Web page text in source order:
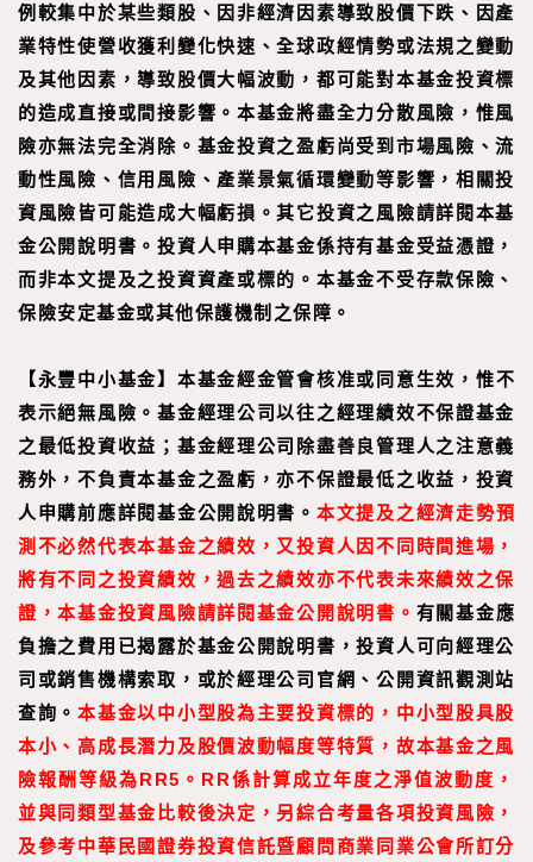
例較集中於某些類股、因非經濟因素導致股價下跌、因產
業特性使營收獲利變化快速、全球政經情勢或法規之變動
及其他因素，導致股價大幅波動，都可能對本基金投資標
的造成直接或間接影響。本基金將盡全力分散風險，惟風
險亦無法完全消除。基金投資之盈虧尚受到市場風險、流
動性風險、信用風險、產業景氣循環變動等影響，相關投
資風險皆可能造成大幅虧損。其它投資之風險請詳閱本基
金公開說明書。投資人申購本基金係持有基金受益憑證，
而非本文提及之投資資產或標的。本基金不受存款保險、
保險安定基金或其他保護機制之保障。
【永豐中小基金】 本基金經金管會核准或同意生效，惟不
表示絕無風險。基金經理公司以往之經理績效不保證基金
之最低投資收益；基金經理公司除盡善良管理人之注意義
務外，不負責本基金之盈虧，亦不保證最低之收益，投資
人申購前應詳閱基金公開說明書。 本文提及之經濟走勢預
測不必然代表本基金之績效，又投資人因不同時間進場，
將有不同之投資績效，過去之績效亦不代表未來績效之保
證，本基金投資風險請詳閱基金公開說明書。 有關基金應
負擔之費用已揭露於基金公開說明書，投資人可向經理公
司或銷售機構索取，或於經理公司官網、公開資訊觀測站
查詢。本基金以中小型股為主要投資標的，中小型股具股
本小、高成長潛力及股價波動幅度等特質，故本基金之風
險報酬等級為RR5。RR係計算成立年度之淨值波動度，
並與同類型基金比較後決定，另綜合考量各項投資風險，
及參考中華民國證券投資信託暨顧問商業同業公會所訂分